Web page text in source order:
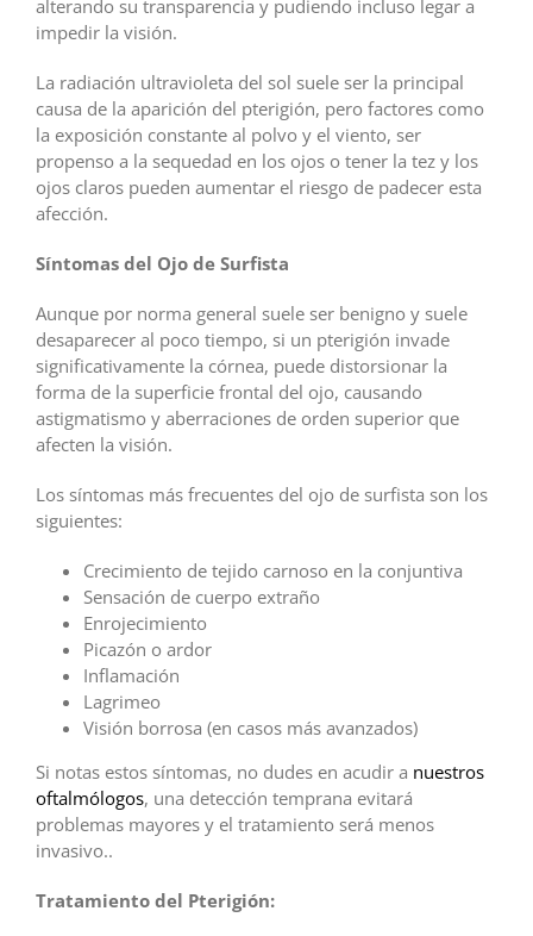
alterando su transparencia y pudiendo incluso legar a
impedir la visión.
La radiación ultravioleta del sol suele ser la principal
causa de la aparición del pterigión, pero factores como
la exposición constante al polvo y el viento, ser
propenso a la sequedad en los ojos o tener la tez y los
ojos claros pueden aumentar el riesgo de padecer esta
afección.
Síntomas del Ojo de Surfista
Aunque por norma general suele ser benigno y suele
desaparecer al poco tiempo, si un pterigión invade
significativamente la córnea, puede distorsionar la
forma de la superficie frontal del ojo, causando
astigmatismo y aberraciones de orden superior que
afecten la visión.
Los síntomas más frecuentes del ojo de surfista son los
siguientes:
Crecimiento de tejido carnoso en la conjuntiva
Sensación de cuerpo extraño
Enrojecimiento
Picazón o ardor
Inflamación
Lagrimeo
Visión borrosa (en casos más avanzados)
Si notas estos síntomas, no dudes en acudir a nuestros
oftalmólogos, una detección temprana evitará
problemas mayores y el tratamiento será menos
invasivo..
Tratamiento del Pterigión: